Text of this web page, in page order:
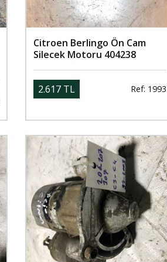
Citroen Berlingo Ön Cam
Silecek Motoru 404238
2.617 TL Ref: 1993